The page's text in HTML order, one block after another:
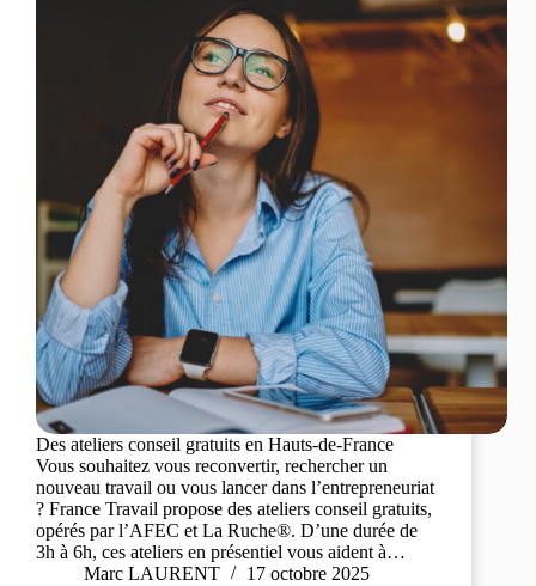
Des ateliers conseil gratuits en Hauts-de-France
Vous souhaitez vous reconvertir, rechercher un
nouveau travail ou vous lancer dans l’entrepreneuriat
? France Travail propose des ateliers conseil gratuits,
opérés par l’AFEC et La Ruche®. D’une durée de
3h à 6h, ces ateliers en présentiel vous aident à…
Marc LAURENT
17 octobre 2025